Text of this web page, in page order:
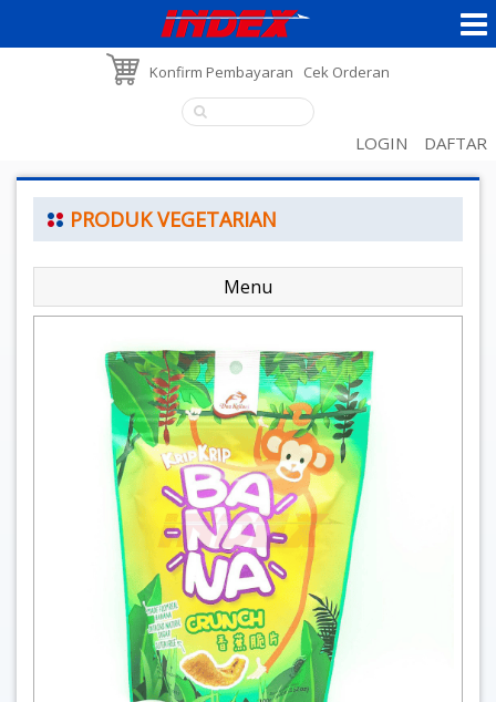
Konfirm Pembayaran Cek Orderan
LOGIN DAFTAR
PRODUK VEGETARIAN
Menu